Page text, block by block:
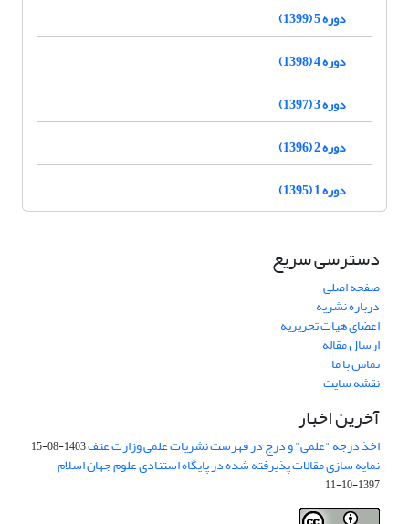
دوره 5 (1399)
دوره 4 (1398)
دوره 3 (1397)
دوره 2 (1396)
دوره 1 (1395)
دسترسی سریع
صفحه اصلی
درباره نشریه
اعضای هیات تحریریه
ارسال مقاله
تماس با ما
نقشه سایت
آخرین اخبار
اخذ درجه "علمی" و درج در فهرست نشریات علمی وزارت عتف1403-08-15
نمایه سازی مقالات پذیرفته شده در پایگاه استنادی علوم جهان اسلام
1397-10-11